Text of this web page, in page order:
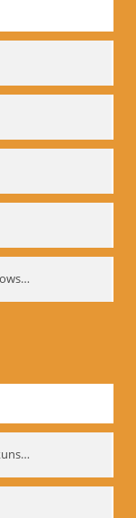
Wladimir Wladimirowitsch Majakowskij
Russische Akademie für Theaterkunst – GITIS